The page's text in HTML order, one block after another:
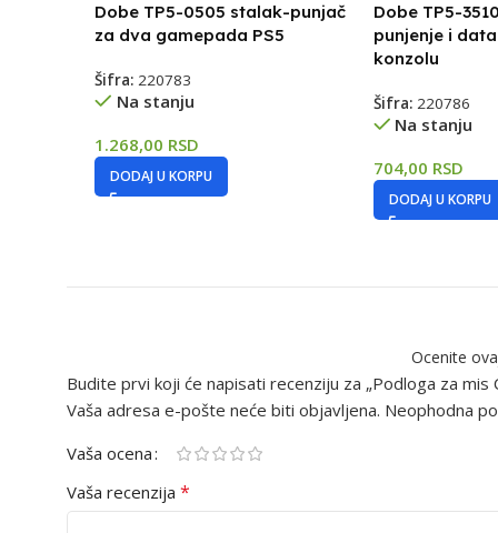
Dobe TP5-0505 stalak-punjač
za dva gamepada PS5
Šifra: 220783
Na stanju
1.268,00 RSD
DODAJ U KORPU
Dobe TP5-
punjenje i
konzolu
Šifra: 220786
Na stanju
704,00 RSD
DODAJ U KORPU
Ocenite
Budite prvi koji će napisati recenziju za „Podloga za
Vaša adresa e-pošte neće biti objavljena. Neophodna
Vaša ocena
Vaša recenzija *